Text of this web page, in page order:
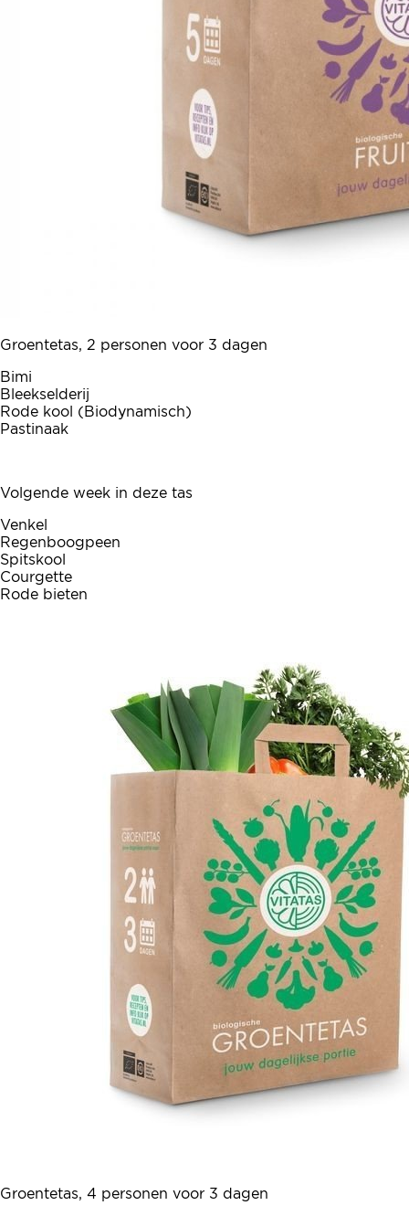
Groentetas, 2 personen voor 3 dagen
Bimi
Bleekselderij
Rode kool (Biodynamisch)
Pastinaak
Volgende week in deze tas
Venkel
Regenboogpeen
Spitskool
Courgette
Rode bieten
Groentetas, 4 personen voor 3 dagen